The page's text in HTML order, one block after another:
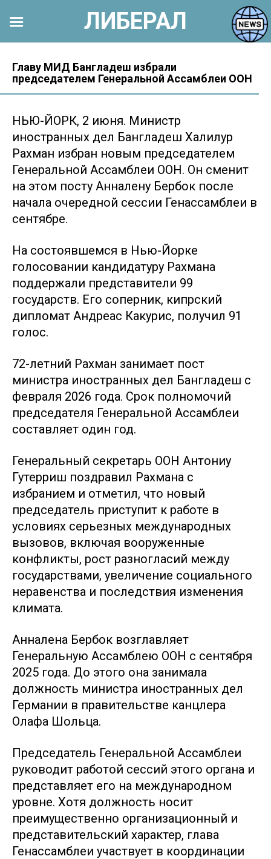
контенту
Главу МИД Бангладеш избрали
председателем Генеральной Ассамблеи ООН
НЬЮ-ЙОРК, 2 июня. Министр
иностранных дел Бангладеш Халилур
Рахман избран новым председателем
Генеральной Ассамблеи ООН. Он сменит
на этом посту Анналену Бербок после
начала очередной сессии Генассамблеи в
сентябре.
На состоявшемся в Нью-Йорке
голосовании кандидатуру Рахмана
поддержали представители 99
государств. Его соперник, кипрский
дипломат Андреас Какурис, получил 91
голос.
72-летний Рахман занимает пост
министра иностранных дел Бангладеш с
февраля 2026 года. Срок полномочий
председателя Генеральной Ассамблеи
составляет один год.
Генеральный секретарь ООН Антониу
Гутерриш поздравил Рахмана с
избранием и отметил, что новый
председатель приступит к работе в
условиях серьезных международных
вызовов, включая вооруженные
конфликты, рост разногласий между
государствами, увеличение социального
неравенства и последствия изменения
климата.
Анналена Бербок возглавляет
Генеральную Ассамблею ООН с сентября
2025 года. До этого она занимала
должность министра иностранных дел
Германии в правительстве канцлера
Олафа Шольца.
Председатель Генеральной Ассамблеи
руководит работой сессий этого органа и
представляет его на международном
уровне. Хотя должность носит
преимущественно организационный и
представительский характер, глава
Генассамблеи участвует в координации
ЛИБЕРАЛ